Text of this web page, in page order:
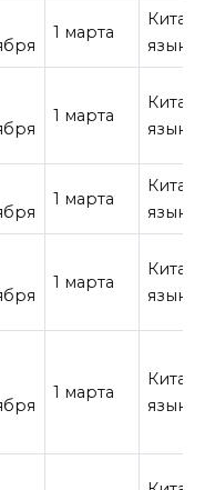
1 марта
язык
1 марта
язык
1 марта
язык
1 марта
язык
1 марта
язык